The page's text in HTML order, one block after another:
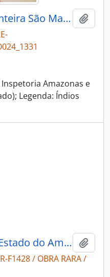
Posto indígena de Fronteira São Marcos
Amazonas e
Legenda: Índios
Bacia do Rio Branco: (Estado do Amazonas).
F1428 / OBRA RARA /